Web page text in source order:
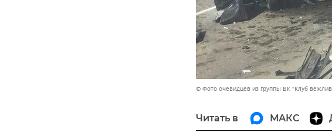
© Фото очевидцев из группы ВК "Клуб
Читать в МАКС